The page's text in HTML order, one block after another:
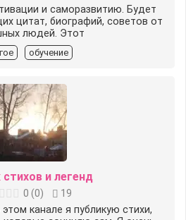
и саморазвитию. Будет
цитат, биографий, советов от
людей. Этот
обучение
и легенд
0 (0)
19
канале я публикую стихи,